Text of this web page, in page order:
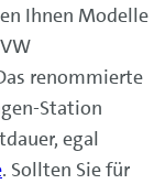
Ihnen Modelle
renommierte
Station
egal
. Sollten Sie für